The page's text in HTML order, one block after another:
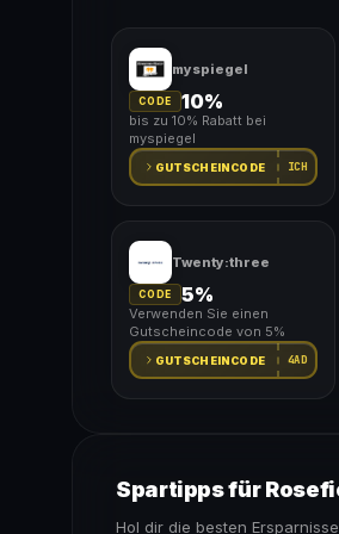
myspiegel
CODE 10%
bis zu 10% Rabatt bei
myspiegel
GUTSCHEINCODE ICH
Twenty:three
CODE 5%
Verwenden Sie einen
Gutscheincode von 5%
GUTSCHEINCODE 4AD
Spartipps für
Hol dir die besten